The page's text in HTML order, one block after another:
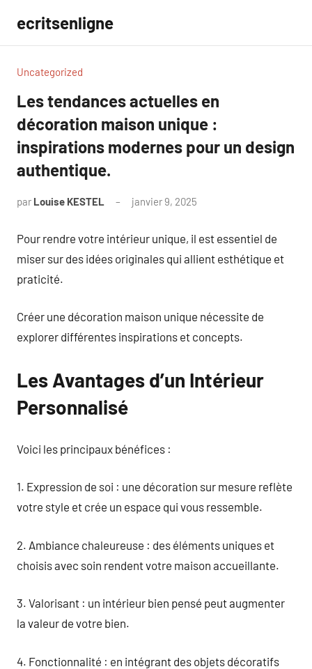
contenu
ecritsenligne
Uncategorized
Les tendances actuelles en
décoration maison unique :
inspirations modernes pour un design
authentique.
par Louise KESTEL janvier 9, 2025
Pour rendre votre intérieur unique, il est essentiel de
miser sur des idées originales qui allient esthétique et
praticité.
Créer une décoration maison unique nécessite de
explorer différentes inspirations et concepts.
Les Avantages d’un Intérieur
Personnalisé
Voici les principaux bénéfices :
1. Expression de soi : une décoration sur mesure reflète
votre style et crée un espace qui vous ressemble.
2. Ambiance chaleureuse : des éléments uniques et
choisis avec soin rendent votre maison accueillante.
3. Valorisant : un intérieur bien pensé peut augmenter
la valeur de votre bien.
4. Fonctionnalité : en intégrant des objets décoratifs